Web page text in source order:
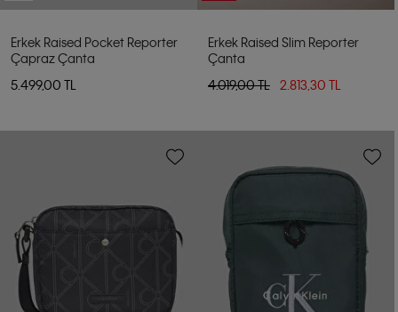
Erkek Raised Pocket Reporter
Çapraz Çanta
5.499,00 TL
Erkek Raised Slim Reporter
Çanta
4.019,00 TL
2.813,30 TL